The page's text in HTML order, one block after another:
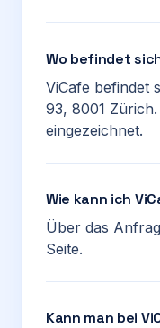
Wo befindet
ViCafe befindet
93, 8001
eingezeichnet.
Wie kann ich
Über das
Seite.
Kann man bei